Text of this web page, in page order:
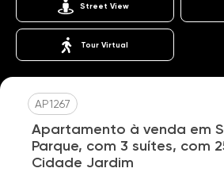
Street View
Tour Virtual
AP1267
Apartamento à venda em
Parque, com 3 suítes, com
Cidade Jardim